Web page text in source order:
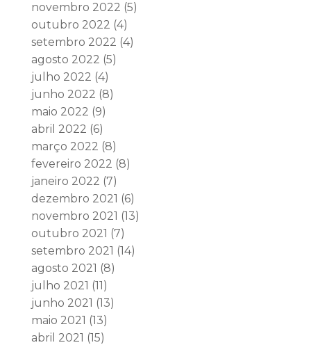
novembro 2022 (5)
outubro 2022 (4)
setembro 2022 (4)
agosto 2022 (5)
julho 2022 (4)
junho 2022 (8)
maio 2022 (9)
abril 2022 (6)
março 2022 (8)
fevereiro 2022 (8)
janeiro 2022 (7)
dezembro 2021 (6)
novembro 2021 (13)
outubro 2021 (7)
setembro 2021 (14)
agosto 2021 (8)
julho 2021 (11)
junho 2021 (13)
maio 2021 (13)
abril 2021 (15)